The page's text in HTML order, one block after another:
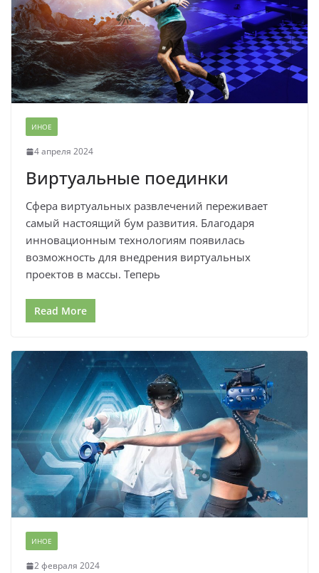
ИНОЕ
4 апреля 2024
Виртуальные поединки
Сфера виртуальных развлечений переживает
самый настоящий бум развития. Благодаря
инновационным технологиям появилась
возможность для внедрения виртуальных
проектов в массы. Теперь
Read More
ИНОЕ
2 февраля 2024